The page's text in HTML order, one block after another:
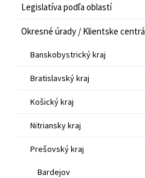
Legislatíva podľa oblastí
Okresné úrady / Klientske centrá
Banskobystrický kraj
Bratislavský kraj
Košický kraj
Nitriansky kraj
Prešovský kraj
Bardejov